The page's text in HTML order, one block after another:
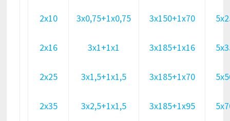
2х10
2х16
2х25
2х35
3х0,75+1х0,75
3х1+1х1
3х1,5+1х1,5
3х2,5+1х1,5
3х150+1х70
3х185+1х16
3х185+1х70
3х185+1х95